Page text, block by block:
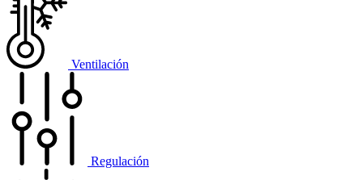
Ventilación
Regulación